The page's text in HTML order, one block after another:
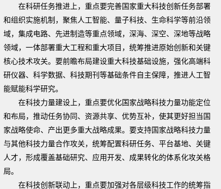
在科研任务推进上，重点要完善国家重大科技创新任务部署
和组织实施机制，聚焦人工智能、量子科技、生命科学等前沿领
域，集成电路、先进制造等重点领域，深海、深空、深地等战略
领域，一体部署重大工程和重大项目，统筹推进原始创新和关键
核心技术攻关。要前瞻布局建设重大科技基础设施，强化高端科
研仪器、科学数据、科技期刊等基础条件自主保障，推进人工智
能赋能科学研究。
在科技力量建设上，重点要优化国家战略科技力量功能定位
和布局，推动任务协同、资源共享、优势互补，使其更好担当国
家战略使命、产出更多重大战略成果。要支持国家战略科技力量
与其他科技力量合作攻关，统筹配置科研任务、平台基地、关键
人才，形成覆盖基础研究、应用开发、成果转化的体系化攻关格
局。
在科技创新联动上，重点要加强对各层级科技工作的统筹指